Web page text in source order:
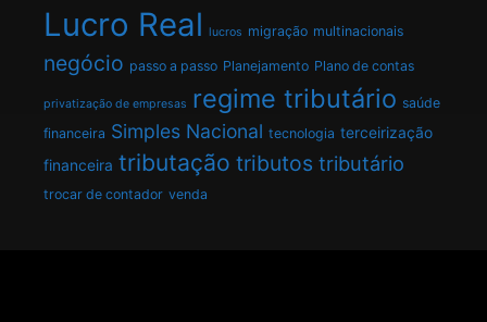
Lucro Real lucros migração multinacionais
negócio passo a passo Planejamento Plano de contas
privatização de empresas regime tributário saúde
financeira Simples Nacional tecnologia terceirização
financeira tributação tributos tributário
trocar de contador venda